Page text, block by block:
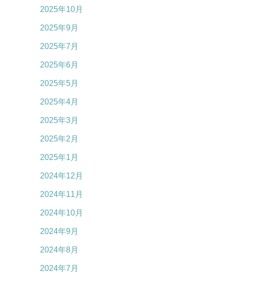
2025年10月
2025年9月
2025年7月
2025年6月
2025年5月
2025年4月
2025年3月
2025年2月
2025年1月
2024年12月
2024年11月
2024年10月
2024年9月
2024年8月
2024年7月